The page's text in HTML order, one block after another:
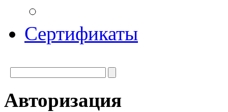
Сертификаты
Авторизация